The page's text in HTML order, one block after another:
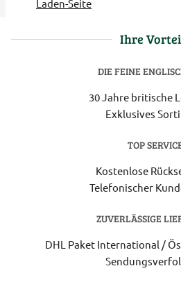
Laden-Seite
Ihre
DIE FEINE
30 Jahre britische
Exklusives
TOP
Kostenlose
Telefonischer
ZUVERLÄSSIGE
DHL Paket International /